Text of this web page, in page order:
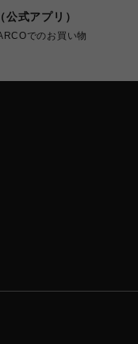
式アプリ）
でのお買い物